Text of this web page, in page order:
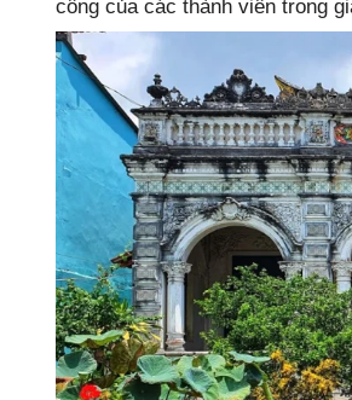
công của các thành viên trong